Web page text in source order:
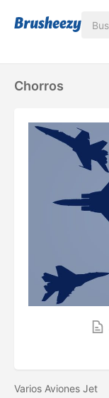
Chorros
Varios Aviones Jet